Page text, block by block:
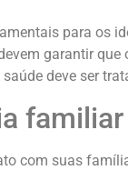
para os
garantir
deve ser
familiar
com suas